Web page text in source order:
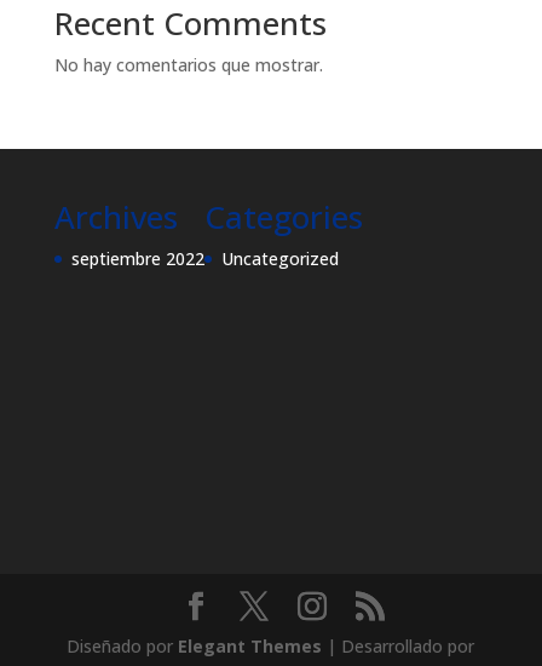
Recent Comments
No hay comentarios que mostrar.
Archives
septiembre 2022
Categories
Uncategorized
Diseñado por Elegant Themes | Desarrollado por